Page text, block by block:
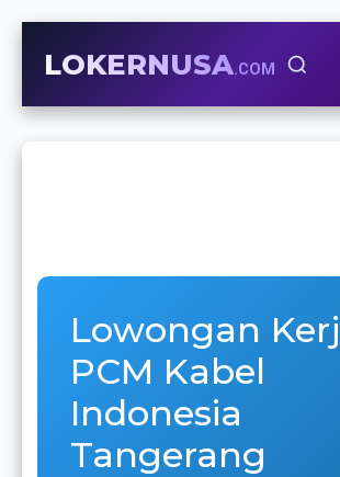
LOKERNUSA.COM
Lowongan
PCM Kabel
Indonesia
Tangerang